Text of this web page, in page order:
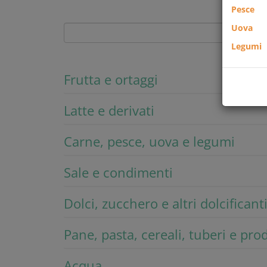
Frutta e ortaggi
Latte e derivati
Carne, pesce, uova e legumi
Sale e condimenti
Dolci, zucchero e altri dolcificanti
Pane, pasta, cereali, tuberi e
Pesce
Uova
Legumi